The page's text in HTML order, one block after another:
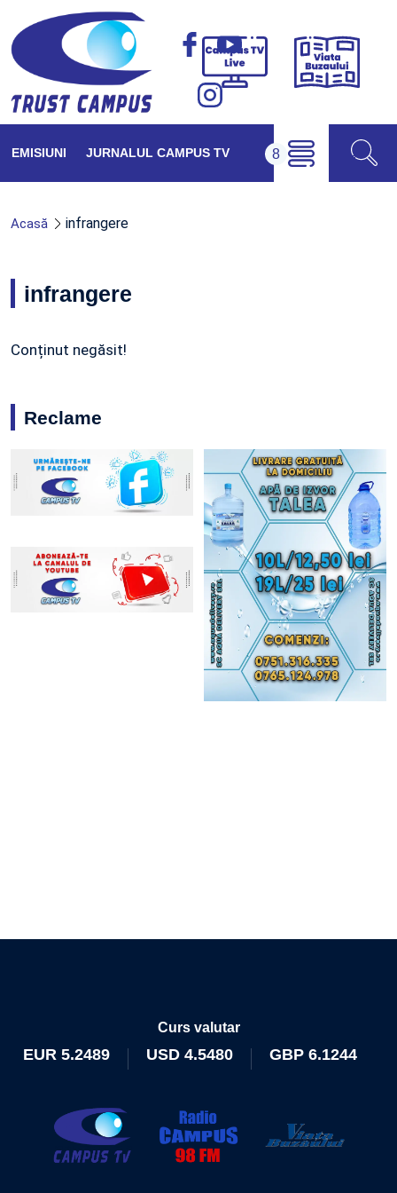
Campus
Viața
EMISIUNI JURNALUL CAMPUS TV
Acasă infrangere
infrangere
Conținut negăsit!
Reclame
Curs valutar
EUR 5.2489 USD 4.5480 GBP 6.1244